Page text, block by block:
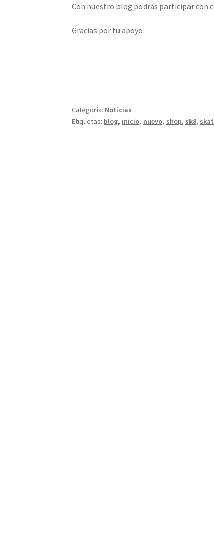
Con nuestro blog podrás participar con
Gracias por tu apoyo.
Categoría: Noticias
Etiquetas: blog, inicio, nuevo, shop, sk8,